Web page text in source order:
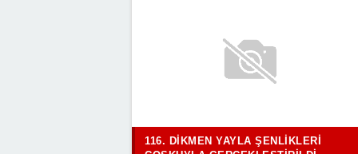
116. DIKMEN YAYLA ŞENLIKLERI